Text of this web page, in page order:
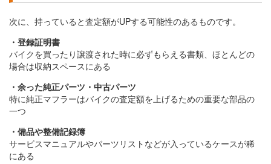
次に、持っていると査定額がUPする可能性のあるものです。
・登録証明書
バイクを買ったり譲渡された時に必ずもらえる書類、ほとんどの
場合は収納スペースにある
・余った純正パーツ・中古パーツ
特に純正マフラーはバイクの査定額を上げるための重要な部品の
一つ
・備品や整備記録簿
サービスマニュアルやパーツリストなどが入っているケースが稀
にある